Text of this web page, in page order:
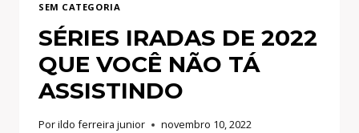
SEM CATEGORIA
SÉRIES IRADAS DE 2022
QUE VOCÊ NÃO TÁ
ASSISTINDO
Porildo ferreira junior novembro 10, 2022